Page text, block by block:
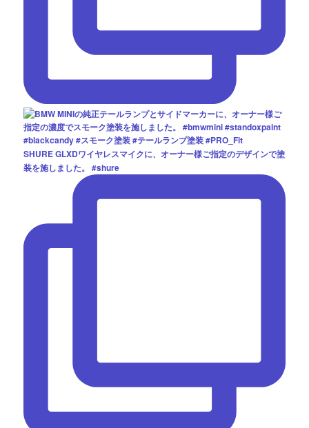
SHURE GLXDワイヤレスマイクに、オーナー様ご指定のデザインで塗
装を施しました。 #shure